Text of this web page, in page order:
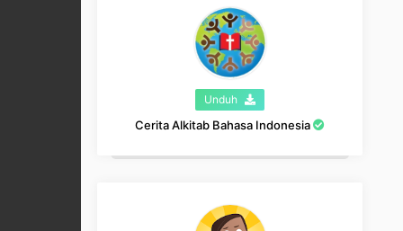
Unduh
Cerita Alkitab Bahasa Indonesia